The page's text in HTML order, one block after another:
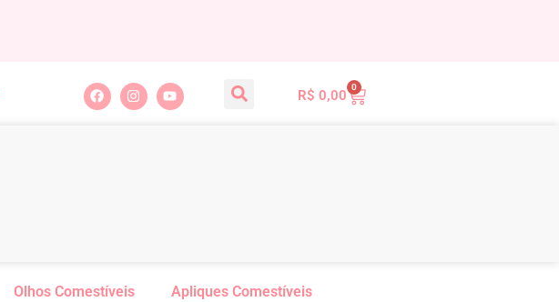
R$ 0,00
0
Olhos Comestíveis Apliques Comestíveis